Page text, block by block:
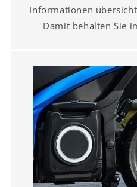
Informationen
Damit behalten Sie